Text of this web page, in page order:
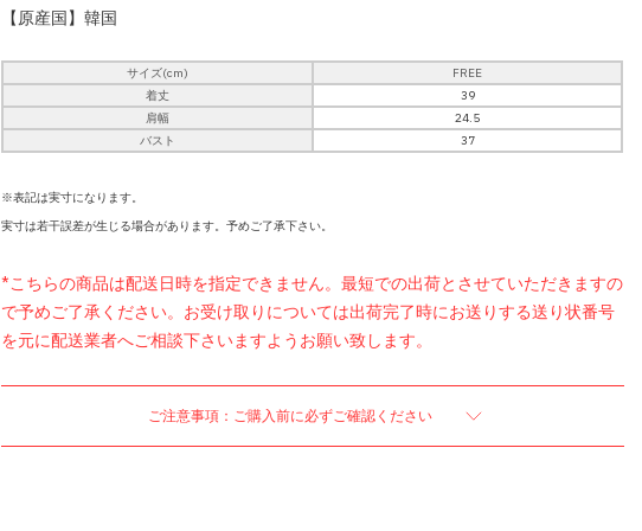
【原産国】韓国
サイズ(cm)
FREE
着丈
39
肩幅
24.5
バスト
37
※表記は実寸になります。
実寸は若干誤差が生じる場合があります。予めご了承下さい。
*こちらの商品は配送日時を指定できません。最短での出荷とさせていただきますの
で予めご了承ください。お受け取りについては出荷完了時にお送りする送り状番号
を元に配送業者へご相談下さいますようお願い致します。
ご注意事項：ご購入前に必ずご確認ください